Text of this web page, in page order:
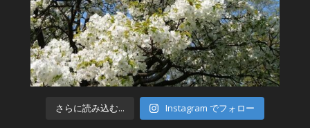
さらに読み込む... Instagram でフォロー